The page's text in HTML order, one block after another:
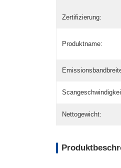
Zertifizierung:
Produktname:
Nettogewicht: